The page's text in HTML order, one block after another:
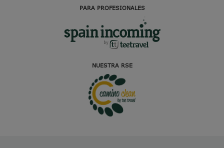
PARA PROFESIONALES
NUESTRA RSE